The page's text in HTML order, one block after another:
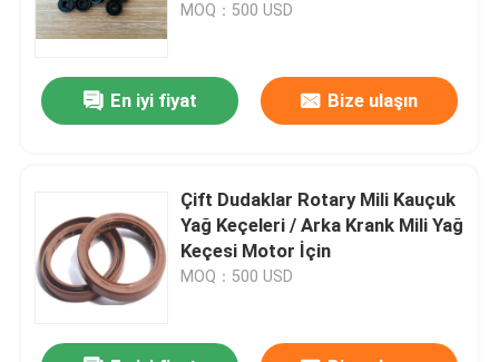
MOQ：500 USD
En iyi fiyat Bize ulaşın
Çift Dudaklar Rotary Mili Kauçuk
Yağ Keçeleri / Arka Krank Mili Yağ
Keçesi Motor İçin
MOQ：500 USD